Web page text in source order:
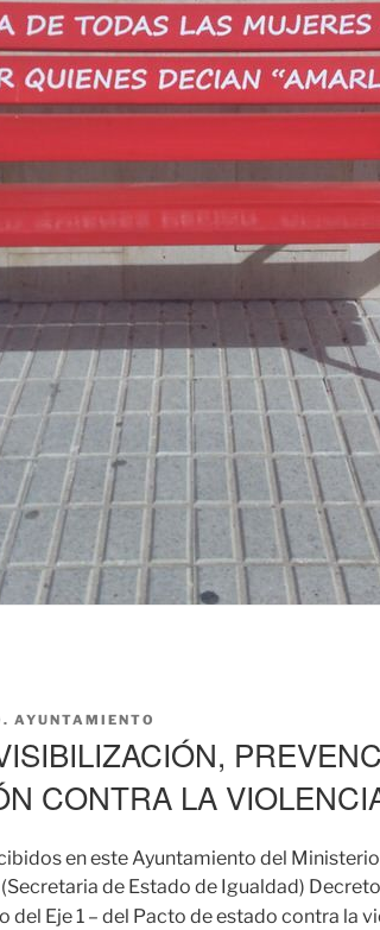
AYUNTAMIENTO
CONTRA LA
en este Ayuntamiento del
de Estado de Igualdad)
del Eje 1 – del Pacto de estado contra la